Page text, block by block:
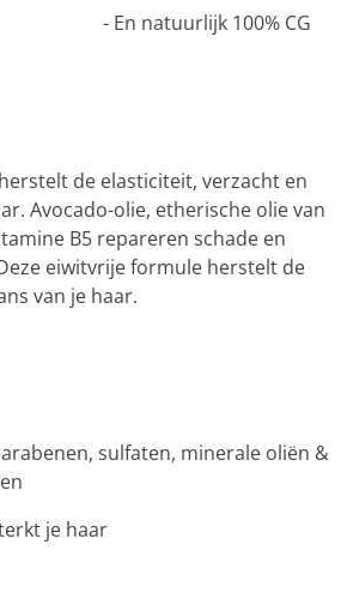
- En natuurlijk 100% CG
de elasticiteit, verzacht en
Avocado-olie, etherische olie van
B5 repareren schade en
eiwitvrije formule herstelt de
van je haar.
sulfaten, minerale oliën &
je haar